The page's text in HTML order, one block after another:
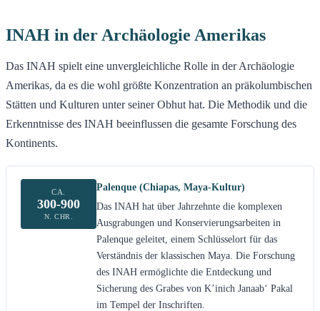
INAH in der Archäologie Amerikas
Das INAH spielt eine unvergleichliche Rolle in der Archäologie
Amerikas, da es die wohl größte Konzentration an präkolumbischen
Stätten und Kulturen unter seiner Obhut hat. Die Methodik und die
Erkenntnisse des INAH beeinflussen die gesamte Forschung des
Kontinents.
CA.
300-900
N. CHR.
Palenque (Chiapas, Maya-Kultur)
Das INAH hat über Jahrzehnte die komplexen
Ausgrabungen und Konservierungsarbeiten in
Palenque geleitet, einem Schlüsselort für das
Verständnis der klassischen Maya. Die Forschung
des INAH ermöglichte die Entdeckung und
Sicherung des Grabes von K’inich Janaab‘ Pakal
im Tempel der Inschriften.